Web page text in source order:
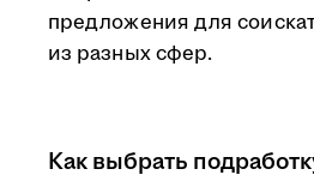
предложения для
из разных сфер.
Как выбрать